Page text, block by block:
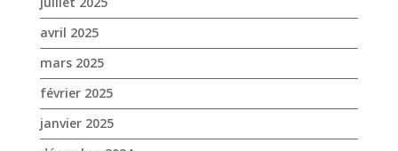
février 2025
janvier 2025
décembre 2024
novembre 2024
octobre 2024